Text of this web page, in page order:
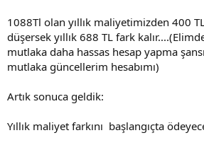
1088Tl olan yıllık maliyetimizden 400
düşersek yıllık 688 TL fark
mutlaka daha hassas hesap yapma
mutlaka güncellerim hesabımı)
Artık sonuca geldik:
Yıllık maliyet farkını başlangıçta